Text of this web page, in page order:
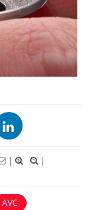
|
|
AVC